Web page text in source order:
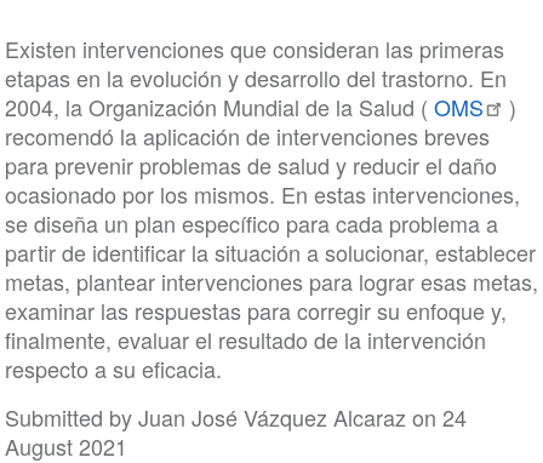
Existen intervenciones que consideran las primeras
etapas en la evolución y desarrollo del trastorno. En
2004, la Organización Mundial de la Salud ( OMS
)
recomendó la aplicación de intervenciones breves
para prevenir problemas de salud y reducir el daño
ocasionado por los mismos. En estas intervenciones,
se diseña un plan específico para cada problema a
partir de identificar la situación a solucionar, establecer
metas, plantear intervenciones para lograr esas metas,
examinar las respuestas para corregir su enfoque y,
finalmente, evaluar el resultado de la intervención
respecto a su eficacia.
Submitted byJuan José Vázquez Alcaraz on 24
August 2021